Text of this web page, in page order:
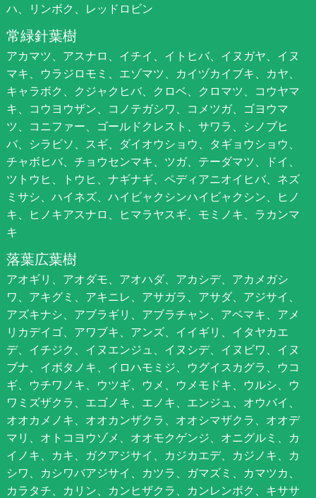
ハ、リンボク、レッドロビン
常緑針葉樹
アカマツ、アスナロ、イチイ、イトヒバ、イヌガヤ、イヌ
マキ、ウラジロモミ、エゾマツ、カイヅカイブキ、カヤ、
キャラボク、クジャクヒバ、クロベ、クロマツ、コウヤマ
キ、コウヨウザン、コノテガシワ、コメツガ、ゴヨウマ
ツ、コニファー、ゴールドクレスト、サワラ、シノブヒ
バ、シラビソ、スギ、ダイオウショウ、タギョウショウ、
チャボヒバ、チョウセンマキ、ツガ、テーダマツ、ドイ、
ツトウヒ、トウヒ、ナギナギ、ペディアニオイヒバ、ネズ
ミサシ、ハイネズ、ハイビャクシンハイビャクシン、ヒノ
キ、ヒノキアスナロ、ヒマラヤスギ、モミノキ、ラカンマ
キ
落葉広葉樹
アオギリ、アオダモ、アオハダ、アカシデ、アカメガシ
ワ、アキグミ、アキニレ、アサガラ、アサダ、アジサイ、
アズキナシ、アブラギリ、アブラチャン、アベマキ、アメ
リカデイゴ、アワブキ、アンズ、イイギリ、イタヤカエ
デ、イチジク、イヌエンジュ、イヌシデ、イヌビワ、イヌ
ブナ、イボタノキ、イロハモミジ、ウグイスカグラ、ウコ
ギ、ウチワノキ、ウツギ、ウメ、ウメモドキ、ウルシ、ウ
ワミズザクラ、エゴノキ、エノキ、エンジュ、オウバイ、
オオカメノキ、オオカンザクラ、オオシマザクラ、オオデ
マリ、オトコヨウゾメ、オオモクゲンジ、オニグルミ、カ
イノキ、カキ、ガクアジサイ、カジカエデ、カジノキ、カ
シワ、カシワバアジサイ、カツラ、ガマズミ、カマツカ、
カラタチ、カリン、カンヒザクラ、カンレンボク、キササ